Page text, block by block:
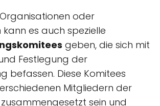
oder
es auch spezielle
geben, die sich mit
Festlegung der
befassen. Diese Komitees
Mitgliedern der
sein und